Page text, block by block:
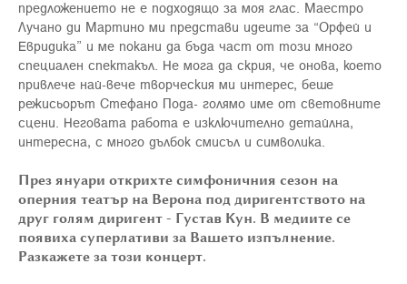
предложението не е подходящо за моя глас. Маестро
Лучано ди Мартино ми представи идеите за “Орфей и
Евридика” и ме покани да бъда част от този много
специален спектакъл. Не мога да скрия, че онова, което
привлече най-вече творческия ми интерес, беше
режисьорът Стефано Пода- голямо име от световните
сцени. Неговата работа е изключително детайлна,
интересна, с много дълбок смисъл и символика.
През януари открихте симфоничния сезон на
оперния театър на Верона под диригентството на
друг голям диригент - Густав Кун. В медиите се
появиха суперлативи за Вашето изпълнение.
Разкажете за този концерт.